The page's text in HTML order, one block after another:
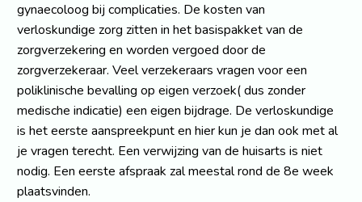
gynaecoloog bij complicaties. De kosten van
verloskundige zorg zitten in het basispakket van de
zorgverzekering en worden vergoed door de
zorgverzekeraar. Veel verzekeraars vragen voor een
poliklinische bevalling op eigen verzoek( dus zonder
medische indicatie) een eigen bijdrage. De verloskundige
is het eerste aanspreekpunt en hier kun je dan ook met al
je vragen terecht. Een verwijzing van de huisarts is niet
nodig. Een eerste afspraak zal meestal rond de 8e week
plaatsvinden.